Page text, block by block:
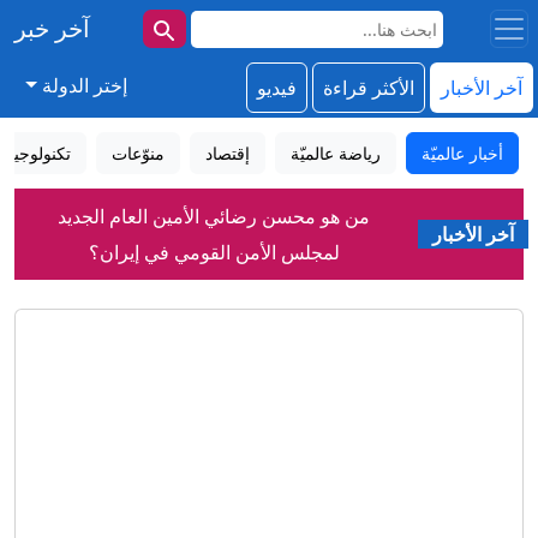
آخر خبر
آخر الأخبار الأكثر قراءة فيديو إختر الدولة
أخبار عالميّة رياضة عالميّة إقتصاد منوّعات تكنولوجيا
آخر الأخبار
من هو محسن رضائي الأمين العام الجديد
لمجلس الأمن القومي في إيران؟
إيران.. ترمب يفضل التعامل “بهدوء” مع